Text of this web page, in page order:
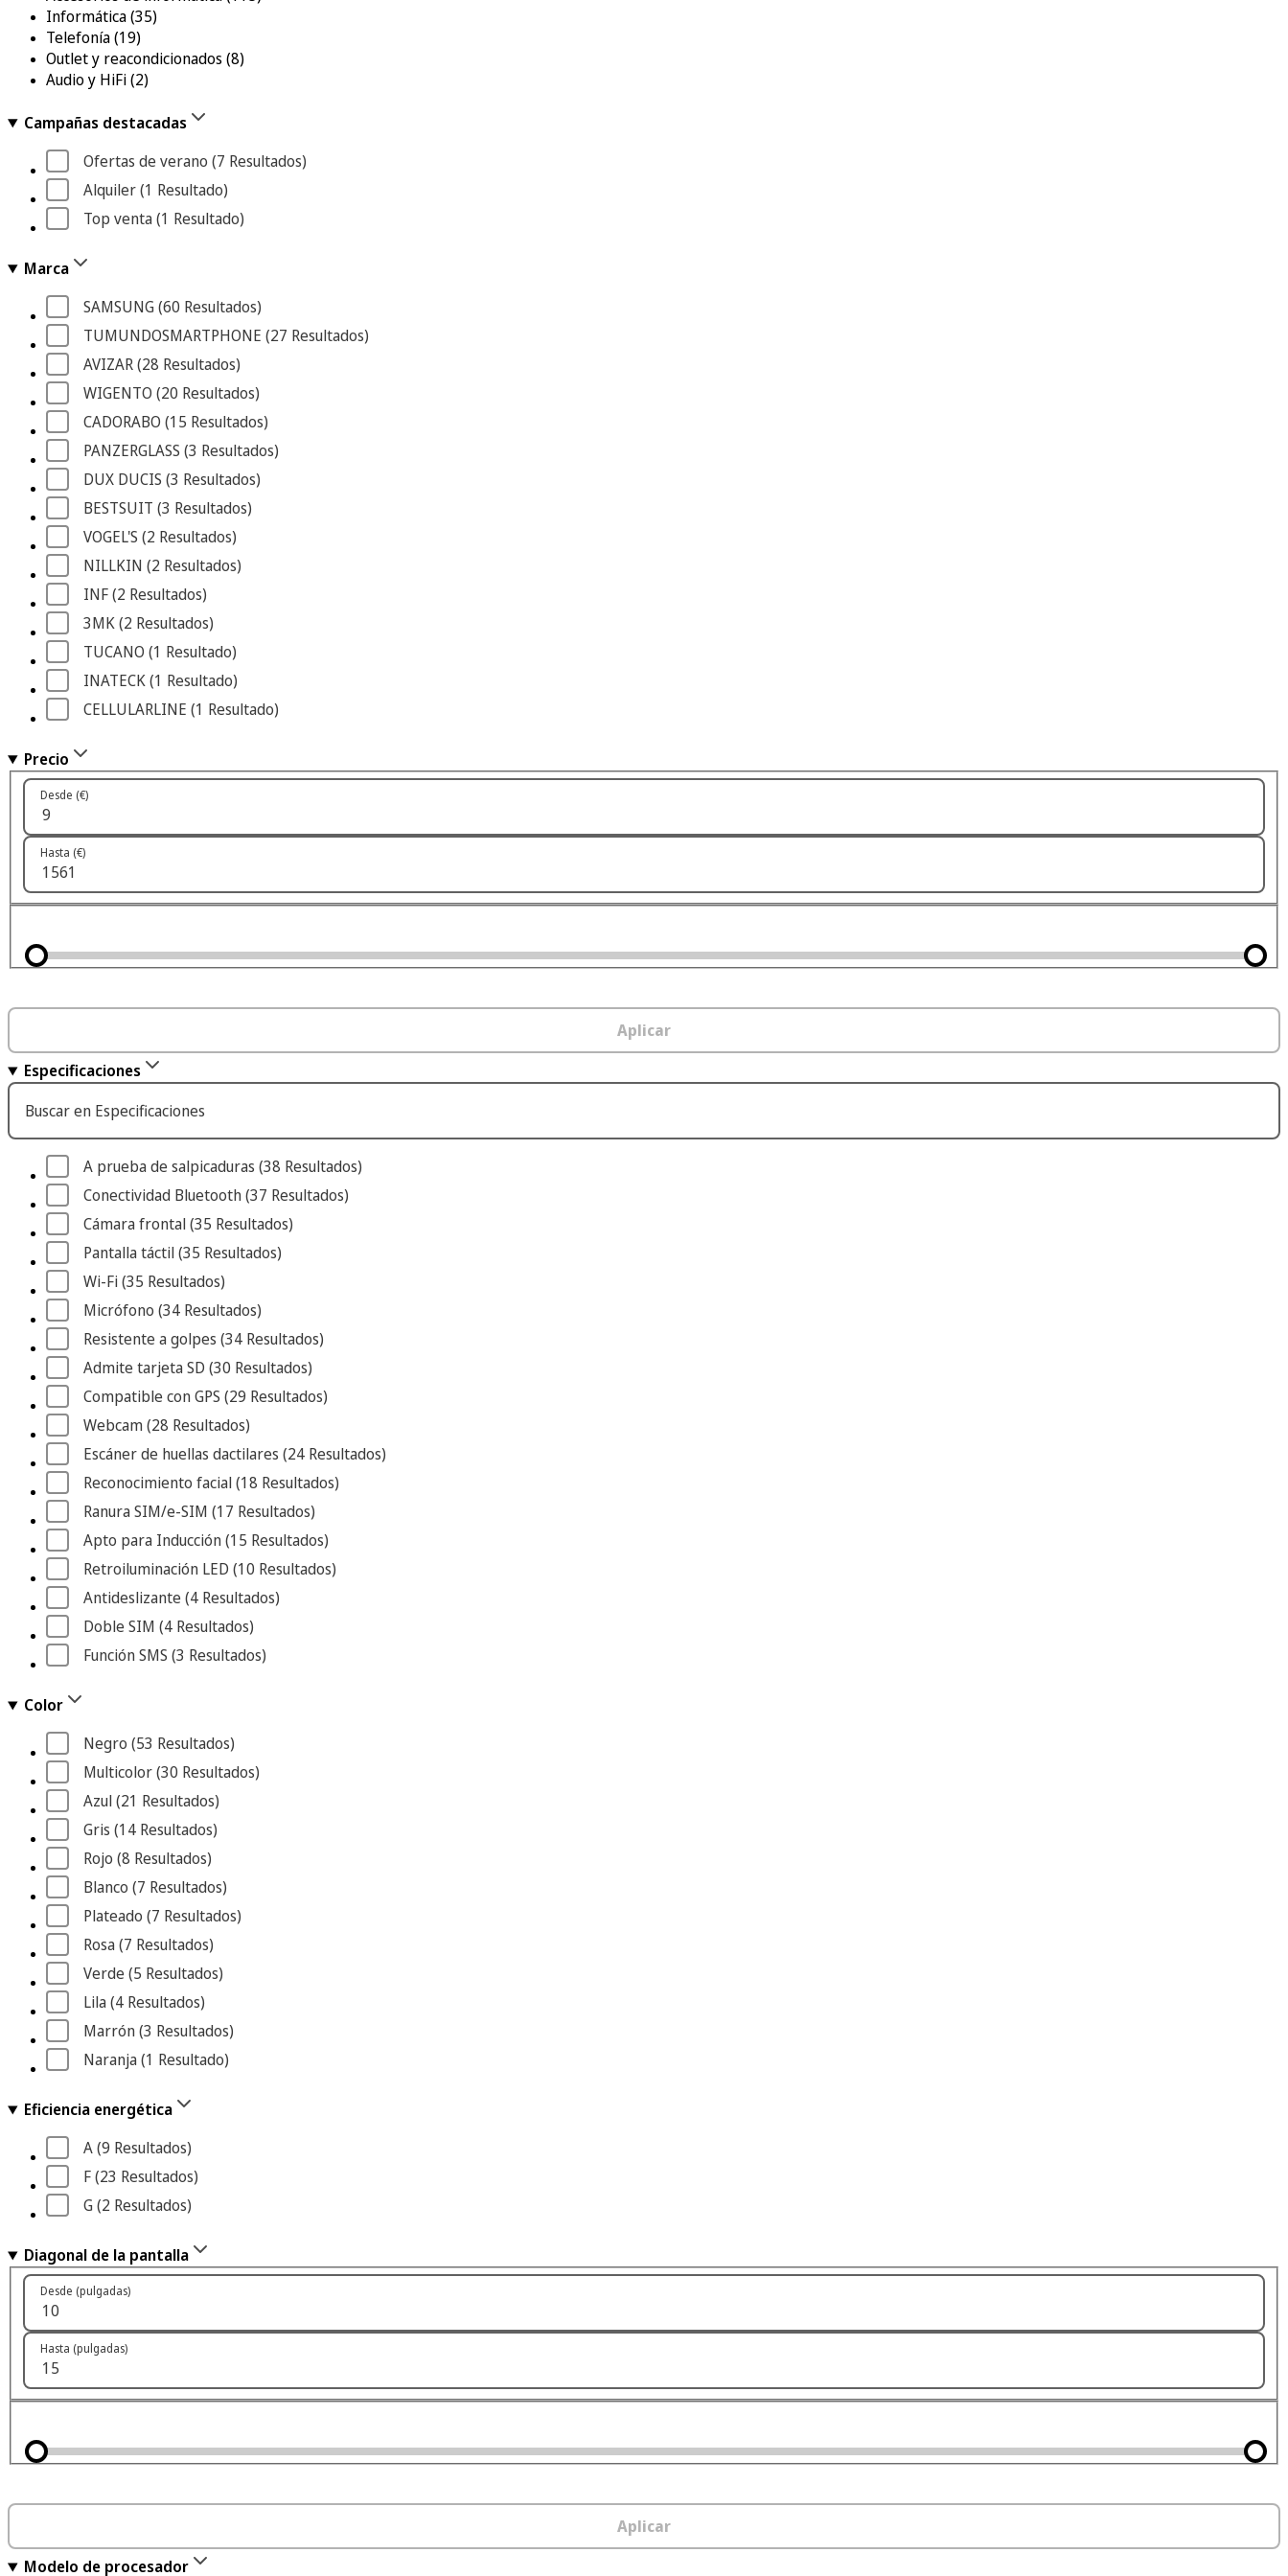
Informática(35)
Telefonía(19)
Outlet y reacondicionados (8)
Audio y HiFi(2)
Campañas destacadas
Ofertas de verano (7 Resultados)
Alquiler (1 Resultado)
Top venta (1 Resultado)
Marca
SAMSUNG (60 Resultados)
TUMUNDOSMARTPHONE (27 Resultados)
AVIZAR (28 Resultados)
WIGENTO (20 Resultados)
CADORABO (15 Resultados)
PANZERGLASS (3 Resultados)
DUX DUCIS (3 Resultados)
BESTSUIT (3 Resultados)
VOGEL'S (2 Resultados)
NILLKIN (2 Resultados)
INF (2 Resultados)
3MK (2 Resultados)
TUCANO (1 Resultado)
INATECK (1 Resultado)
CELLULARLINE (1 Resultado)
Precio
Desde (€)
Hasta (€)
Aplicar
Especificaciones
Buscar en Especificaciones
A prueba de salpicaduras (38 Resultados)
Conectividad Bluetooth (37 Resultados)
Cámara frontal (35 Resultados)
Pantalla táctil (35 Resultados)
Wi-Fi (35 Resultados)
Micrófono (34 Resultados)
Resistente a golpes (34 Resultados)
Admite tarjeta SD (30 Resultados)
Compatible con GPS (29 Resultados)
Webcam (28 Resultados)
Escáner de huellas dactilares (24 Resultados)
Reconocimiento facial (18 Resultados)
Ranura SIM/e-SIM (17 Resultados)
Apto para Inducción (15 Resultados)
Retroiluminación LED (10 Resultados)
Antideslizante (4 Resultados)
Doble SIM (4 Resultados)
Función SMS (3 Resultados)
Color
Negro (53 Resultados)
Multicolor (30 Resultados)
Azul (21 Resultados)
Gris (14 Resultados)
Rojo (8 Resultados)
Blanco (7 Resultados)
Plateado (7 Resultados)
Rosa (7 Resultados)
Verde (5 Resultados)
Lila (4 Resultados)
Marrón (3 Resultados)
Naranja (1 Resultado)
Eficiencia energética
A (9 Resultados)
F (23 Resultados)
G (2 Resultados)
Diagonal de la pantalla
Desde (pulgadas)
Hasta (pulgadas)
Aplicar
Modelo de procesador